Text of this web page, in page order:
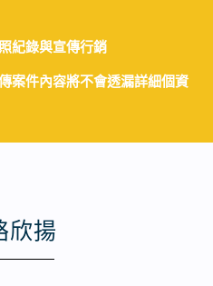
紀錄與宣傳行銷
案件內容將不會透漏詳細個資
欣揚